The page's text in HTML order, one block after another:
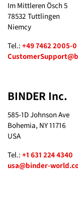
Im Mittleren Ösch 5
78532 Tuttlingen
Niemcy
Tel.: +49 7462 2005-0
BINDER Inc.
585-1D Johnson Ave
Bohemia, NY 11716
USA
Tel.: +1 631 224 4340
usa@binder-